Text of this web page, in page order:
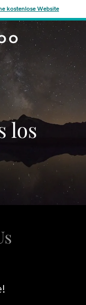
kostenlose Website
los